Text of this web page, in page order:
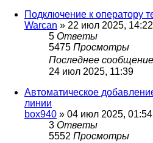
Подключение к оператору
Warcan » 22 июл 2025, 14:22
5 Ответы
5475 Просмотры
Последнее сообщение
24 июл 2025, 11:39
Автоматическое
линии
box940 » 04 июл 2025, 01:54
3 Ответы
5552 Просмотры